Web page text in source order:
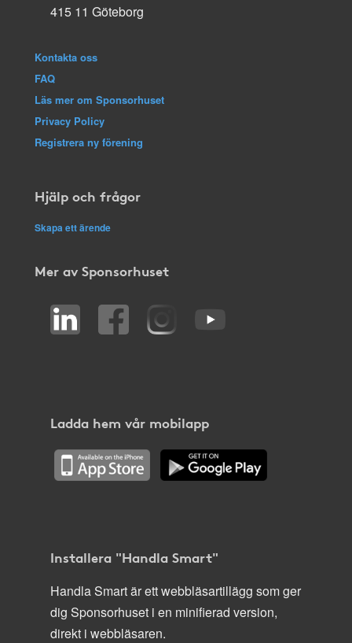
415 11 Göteborg
Kontakta oss
FAQ
Läs mer om Sponsorhuset
Privacy Policy
Registrera ny förening
Hjälp och frågor
Skapa ett ärende
Mer av Sponsorhuset
Ladda hem vår mobilapp
Installera "Handla Smart"
Handla Smart är ett webbläsartillägg som ger
dig Sponsorhuset i en minifierad version,
direkt i webbläsaren.